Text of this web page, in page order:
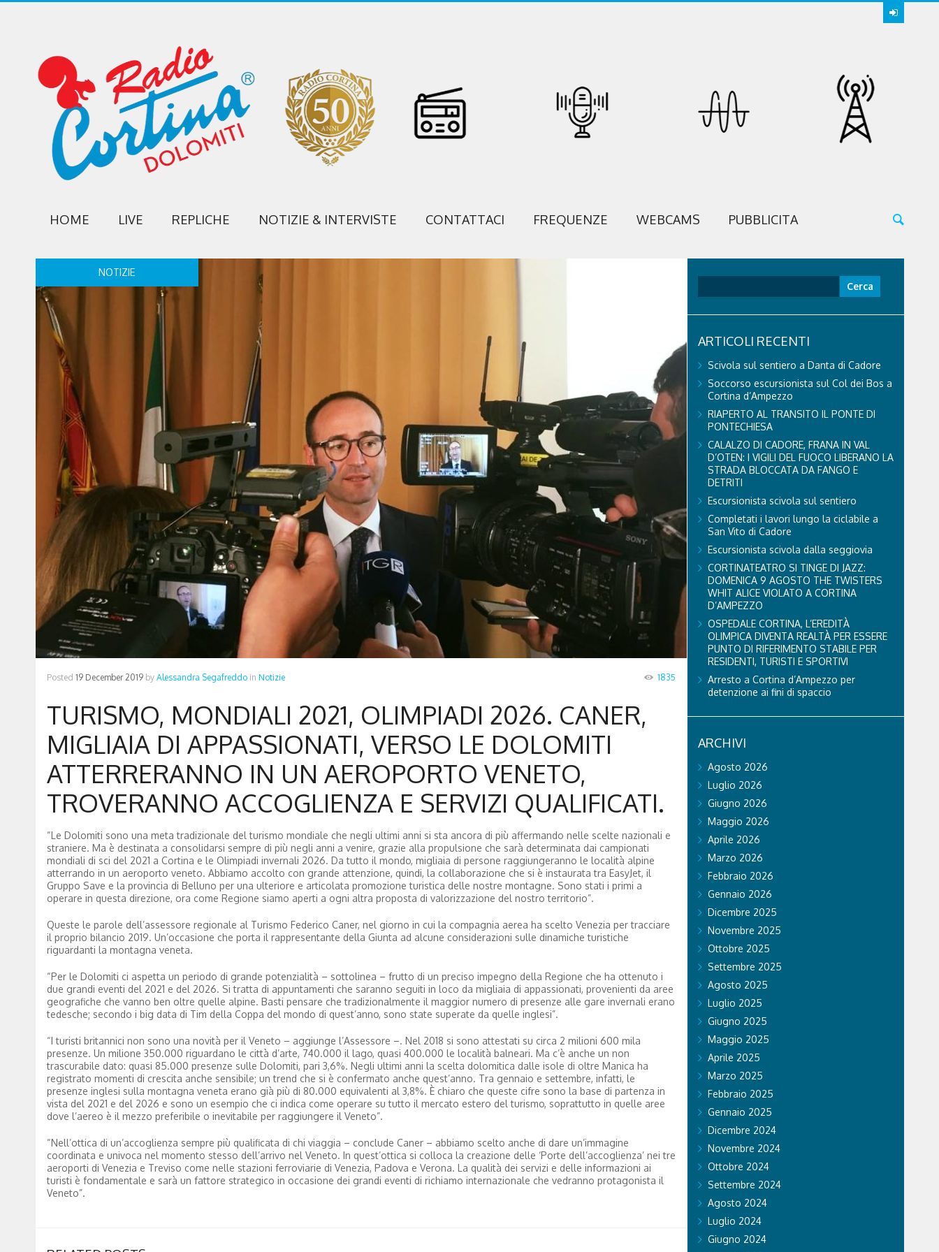
HOME LIVE REPLICHE NOTIZIE & INTERVISTE CONTATTACI FREQUENZE WEBCAMS PUBBLICITA
NOTIZIE
Posted 19 December 2019 by Alessandra Segafreddo in Notizie 1835
TURISMO, MONDIALI 2021, OLIMPIADI 2026. CANER,
MIGLIAIA DI APPASSIONATI, VERSO LE DOLOMITI
ATTERRERANNO IN UN AEROPORTO VENETO,
TROVERANNO ACCOGLIENZA E SERVIZI QUALIFICATI.
“Le Dolomiti sono una meta tradizionale del turismo mondiale che negli ultimi anni si sta ancora di più affermando nelle scelte nazionali e
straniere. Ma è destinata a consolidarsi sempre di più negli anni a venire, grazie alla propulsione che sarà determinata dai campionati
mondiali di sci del 2021 a Cortina e le Olimpiadi invernali 2026. Da tutto il mondo, migliaia di persone raggiungeranno le località alpine
atterrando in un aeroporto veneto. Abbiamo accolto con grande attenzione, quindi, la collaborazione che si è instaurata tra EasyJet, il
Gruppo Save e la provincia di Belluno per una ulteriore e articolata promozione turistica delle nostre montagne. Sono stati i primi a
operare in questa direzione, ora come Regione siamo aperti a ogni altra proposta di valorizzazione del nostro territorio”.
Queste le parole dell’assessore regionale al Turismo Federico Caner, nel giorno in cui la compagnia aerea ha scelto Venezia per tracciare
il proprio bilancio 2019. Un’occasione che porta il rappresentante della Giunta ad alcune considerazioni sulle dinamiche turistiche
riguardanti la montagna veneta.
“Per le Dolomiti ci aspetta un periodo di grande potenzialità – sottolinea – frutto di un preciso impegno della Regione che ha ottenuto i
due grandi eventi del 2021 e del 2026. Si tratta di appuntamenti che saranno seguiti in loco da migliaia di appassionati, provenienti da aree
geografiche che vanno ben oltre quelle alpine. Basti pensare che tradizionalmente il maggior numero di presenze alle gare invernali erano
tedesche; secondo i big data di Tim della Coppa del mondo di quest’anno, sono state superate da quelle inglesi”.
“I turisti britannici non sono una novità per il Veneto – aggiunge l’Assessore –. Nel 2018 si sono attestati su circa 2 milioni 600 mila
presenze. Un milione 350.000 riguardano le città d’arte, 740.000 il lago, quasi 400.000 le località balneari. Ma c’è anche un non
trascurabile dato: quasi 85.000 presenze sulle Dolomiti, pari 3,6%. Negli ultimi anni la scelta dolomitica dalle isole di oltre Manica ha
registrato momenti di crescita anche sensibile; un trend che si è confermato anche quest’anno. Tra gennaio e settembre, infatti, le
presenze inglesi sulla montagna veneta erano già più di 80.000 equivalenti al 3,8%. È chiaro che queste cifre sono la base di partenza in
vista del 2021 e del 2026 e sono un esempio che ci indica come operare su tutto il mercato estero del turismo, soprattutto in quelle aree
dove l’aereo è il mezzo preferibile o inevitabile per raggiungere il Veneto”.
“Nell’ottica di un’accoglienza sempre più qualificata di chi viaggia – conclude Caner – abbiamo scelto anche di dare un’immagine
coordinata e univoca nel momento stesso dell’arrivo nel Veneto. In quest’ottica si colloca la creazione delle ‘Porte dell’accoglienza’ nei tre
aeroporti di Venezia e Treviso come nelle stazioni ferroviarie di Venezia, Padova e Verona. La qualità dei servizi e delle informazioni ai
turisti è fondamentale e sarà un fattore strategico in occasione dei grandi eventi di richiamo internazionale che vedranno protagonista il
Veneto”.
ARTICOLI RECENTI
Scivola sul sentiero a Danta di Cadore
Soccorso escursionista sul Col dei Bos a
Cortina d’Ampezzo
RIAPERTO AL TRANSITO IL PONTE DI
PONTECHIESA
CALALZO DI CADORE, FRANA IN VAL
D’OTEN: I VIGILI DEL FUOCO LIBERANO LA
STRADA BLOCCATA DA FANGO E
DETRITI
Escursionista scivola sul sentiero
Completati i lavori lungo la ciclabile a
San Vito di Cadore
Escursionista scivola dalla seggiovia
CORTINATEATRO SI TINGE DI JAZZ:
DOMENICA 9 AGOSTO THE TWISTERS
WHIT ALICE VIOLATO A CORTINA
D’AMPEZZO
OSPEDALE CORTINA, L’EREDITÀ
OLIMPICA DIVENTA REALTÀ PER ESSERE
PUNTO DI RIFERIMENTO STABILE PER
RESIDENTI, TURISTI E SPORTIVI
Arresto a Cortina d’Ampezzo per
detenzione ai fini di spaccio
ARCHIVI
Agosto 2026
Luglio 2026
Giugno 2026
Maggio 2026
Aprile 2026
Marzo 2026
Febbraio 2026
Gennaio 2026
Dicembre 2025
Novembre 2025
Ottobre 2025
Settembre 2025
Agosto 2025
Luglio 2025
Giugno 2025
Maggio 2025
Aprile 2025
Marzo 2025
Febbraio 2025
Gennaio 2025
Dicembre 2024
Novembre 2024
Ottobre 2024
Settembre 2024
Agosto 2024
Luglio 2024
Giugno 2024